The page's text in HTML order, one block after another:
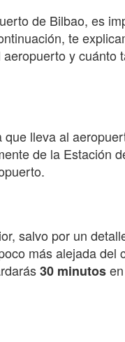
de Bilbao, es
te
y cuánto
lleva al
de la Estación
salvo por un
más alejada del
30 minutos